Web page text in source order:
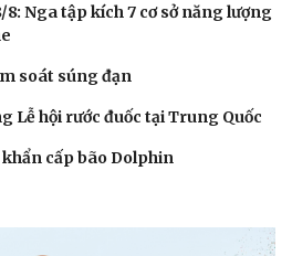
Công nghệ
Tin Công nghệ
Chuyển đổi số
Nga tập kích 7 cơ sở năng lượng
soát súng đạn
Lễ hội rước đuốc tại Trung Quốc
cấp bão Dolphin